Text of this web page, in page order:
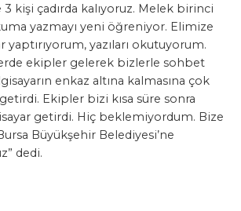
kişi çadırda kalıyoruz. Melek birinci
yazmayı yeni öğreniyor. Elimize
yaptırıyorum, yazıları okutuyorum.
ekipler gelerek bizlerle sohbet
enkaz altına kalmasına çok
Ekipler bizi kısa süre sonra
getirdi. Hiç beklemiyordum. Bize
Büyükşehir Belediyesi’ne
dedi.